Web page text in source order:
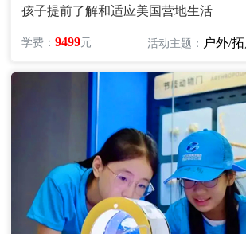
孩子提前了解和适应美国营地生活
学费：9499元 活动主题： 户外/拓